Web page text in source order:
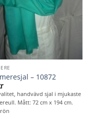
– 10872
handvävd sjal i mjukaste
Mått: 72 cm x 194 cm.